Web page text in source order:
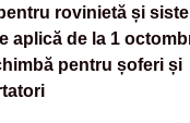
rovinietă și
aplică de la 1
pentru șoferi și